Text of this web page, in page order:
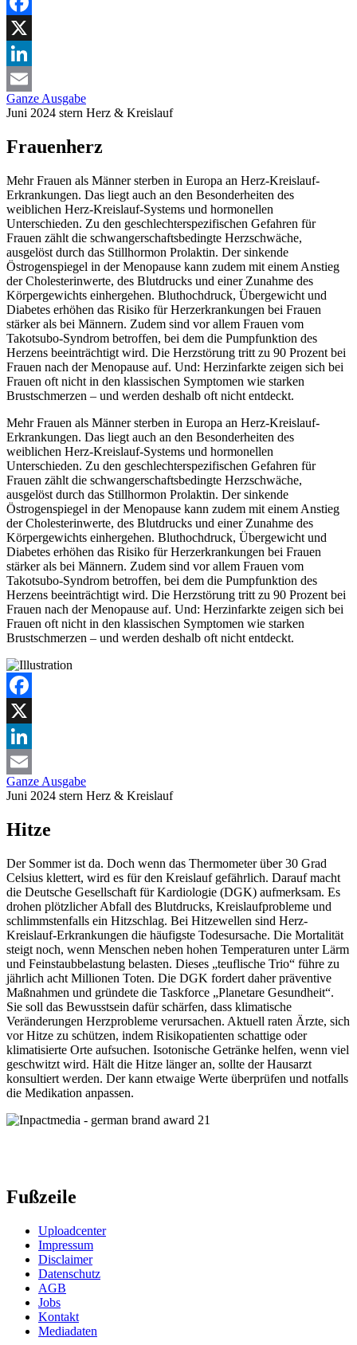
Facebook
X
LinkedIn
Email
Ganze Ausgabe
Juni 2024 stern Herz & Kreislauf
Frauenherz
Mehr Frauen als Männer sterben in Europa an Herz-Kreislauf-
Erkrankungen. Das liegt auch an den Besonderheiten des
weiblichen Herz-Kreislauf-Systems und hormonellen
Unterschieden. Zu den geschlechterspezifischen Gefahren für
Frauen zählt die schwangerschaftsbedingte Herzschwäche,
ausgelöst durch das Stillhormon Prolaktin. Der sinkende
Östrogenspiegel in der Menopause kann zudem mit einem Anstieg
der Cholesterinwerte, des Blutdrucks und einer Zunahme des
Körpergewichts einhergehen. Bluthochdruck, Übergewicht und
Diabetes erhöhen das Risiko für Herzerkrankungen bei Frauen
stärker als bei Männern. Zudem sind vor allem Frauen vom
Takotsubo-Syndrom betroffen, bei dem die Pumpfunktion des
Herzens beeinträchtigt wird. Die Herzstörung tritt zu 90 Prozent bei
Frauen nach der Menopause auf. Und: Herzinfarkte zeigen sich bei
Frauen oft nicht in den klassischen Symptomen wie starken
Brustschmerzen – und werden deshalb oft nicht entdeckt.
Mehr Frauen als Männer sterben in Europa an Herz-Kreislauf-
Erkrankungen. Das liegt auch an den Besonderheiten des
weiblichen Herz-Kreislauf-Systems und hormonellen
Unterschieden. Zu den geschlechterspezifischen Gefahren für
Frauen zählt die schwangerschaftsbedingte Herzschwäche,
ausgelöst durch das Stillhormon Prolaktin. Der sinkende
Östrogenspiegel in der Menopause kann zudem mit einem Anstieg
der Cholesterinwerte, des Blutdrucks und einer Zunahme des
Körpergewichts einhergehen. Bluthochdruck, Übergewicht und
Diabetes erhöhen das Risiko für Herzerkrankungen bei Frauen
stärker als bei Männern. Zudem sind vor allem Frauen vom
Takotsubo-Syndrom betroffen, bei dem die Pumpfunktion des
Herzens beeinträchtigt wird. Die Herzstörung tritt zu 90 Prozent bei
Frauen nach der Menopause auf. Und: Herzinfarkte zeigen sich bei
Frauen oft nicht in den klassischen Symptomen wie starken
Brustschmerzen – und werden deshalb oft nicht entdeckt.
Facebook
X
LinkedIn
Email
Ganze Ausgabe
Juni 2024 stern Herz & Kreislauf
Hitze
Der Sommer ist da. Doch wenn das Thermometer über 30 Grad
Celsius klettert, wird es für den Kreislauf gefährlich. Darauf macht
die Deutsche Gesellschaft für Kardiologie (DGK) aufmerksam. Es
drohen plötzlicher Abfall des Blutdrucks, Kreislaufprobleme und
schlimmstenfalls ein Hitzschlag. Bei Hitzewellen sind Herz-
Kreislauf-Erkrankungen die häufigste Todesursache. Die Mortalität
steigt noch, wenn Menschen neben hohen Temperaturen unter Lärm
und Feinstaubbelastung belasten. Dieses „teuflische Trio“ führe zu
jährlich acht Millionen Toten. Die DGK fordert daher präventive
Maßnahmen und gründete die Taskforce „Planetare Gesundheit“.
Sie soll das Bewusstsein dafür schärfen, dass klimatische
Veränderungen Herzprobleme verursachen. Aktuell raten Ärzte, sich
vor Hitze zu schützen, indem Risikopatienten schattige oder
klimatisierte Orte aufsuchen. Isotonische Getränke helfen, wenn viel
geschwitzt wird. Hält die Hitze länger an, sollte der Hausarzt
konsultiert werden. Der kann etwaige Werte überprüfen und notfalls
die Medikation anpassen.
Fußzeile
Uploadcenter
Impressum
Disclaimer
Datenschutz
AGB
Jobs
Kontakt
Mediadaten